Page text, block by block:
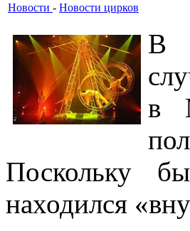
Новости - Новости цирков
В
в
Поскольку
находился